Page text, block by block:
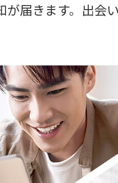
が届きます。出会